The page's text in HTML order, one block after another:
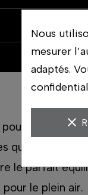
les
qui ont
le parfait
le plein air.
Nous
mesurer
adaptés.
clear